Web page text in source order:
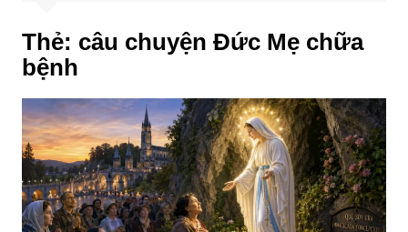
Thẻ: câu chuyện Đức Mẹ chữa
bệnh